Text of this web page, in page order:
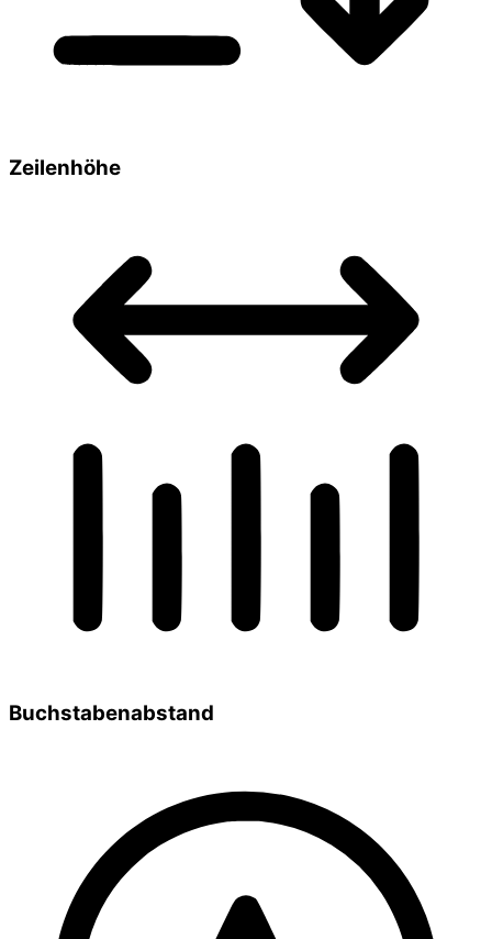
Zeilenhöhe
Buchstabenabstand